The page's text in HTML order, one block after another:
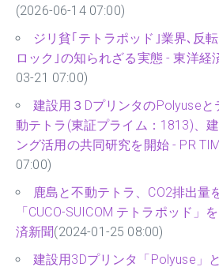
(2026-06-14 07:00)
ジリ貧｢テトラポッド｣業界､反
ロック｣の知られざる実態 - 東洋経
03-21 07:00)
建設用３DプリンタのPolyuse
動テトラ(東証プライム：1813)、
ング活用の共同研究を開始 - PR
07:00)
鹿島と不動テトラ、CO2排出量
「CUCO-SUICOM テトラポッド」
済新聞(2024-01-25 08:00)
建設用3Dプリンタ「Polyuse」